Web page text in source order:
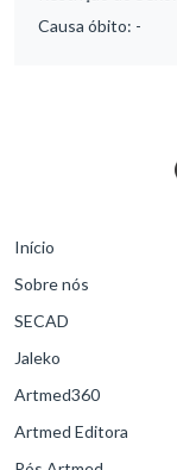
Causa óbito: -
Início
Sobre nós
SECAD
Jaleko
Artmed360
Artmed Editora